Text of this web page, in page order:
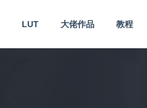
LUT 大佬作品 教程